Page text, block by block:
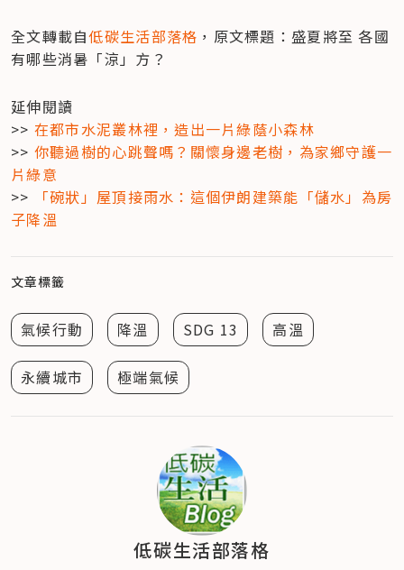
全文轉載自低碳生活部落格 ，原文標題：盛夏將至 各國
有哪些消暑「涼」方？
延伸閱讀
>> 在都市水泥叢林裡，造出一片綠蔭小森林
>> 你聽過樹的心跳聲嗎？關懷身邊老樹，為家鄉守護一
片綠意
>>
「碗狀」屋頂接雨水：這個伊朗建築能「儲水」為房
子降溫
文章標籤
氣候行動 降溫 SDG 13 高溫
永續城市 極端氣候
低碳生活部落格